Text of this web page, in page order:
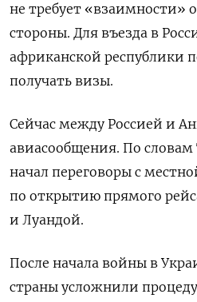
не требует «взаимности»
стороны. Для въезда в
африканской
получать визы.
Сейчас между Россией и
авиасообщения. По словам
начал переговоры с
по открытию прямого
и Луандой.
После начала войны в
страны усложнили